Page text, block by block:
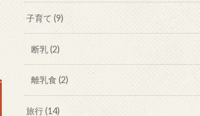
子育て(9)
断乳(2)
離乳食 (2)
旅行(14)